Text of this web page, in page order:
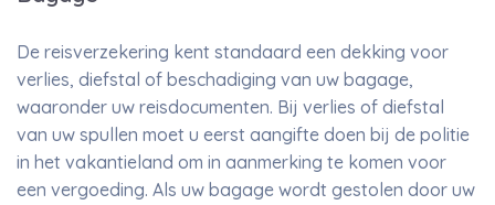
De reisverzekering kent standaard een dekking voor
verlies, diefstal of beschadiging van uw bagage,
waaronder uw reisdocumenten. Bij verlies of diefstal
van uw spullen moet u eerst aangifte doen bij de politie
in het vakantieland om in aanmerking te komen voor
een vergoeding. Als uw bagage wordt gestolen door uw